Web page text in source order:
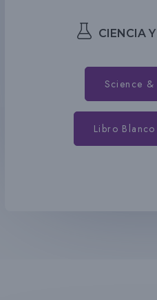
CIENCIA
Science
Libro